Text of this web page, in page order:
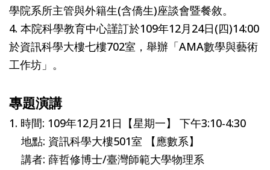
學院系所主管與外籍生(含僑生)座談會暨餐敘。
4. 本院科學教育中心謹訂於109年12月24日(四)14:00
於資訊科學大樓七樓702室，舉辦「AMA數學與藝術
工作坊」。
專題演講
1. 時間: 109年12月21日【星期一】 下午3:10-4:30
地點: 資訊科學大樓501室 【應數系】
講者: 薛哲修博士/臺灣師範大學物理系